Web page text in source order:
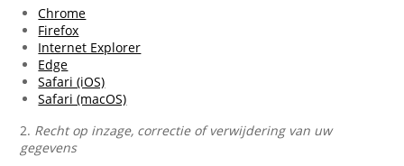
Chrome
Firefox
Internet Explorer
Edge
Safari (iOS)
Safari (macOS)
2. Recht op inzage, correctie of verwijdering van uw
gegevens